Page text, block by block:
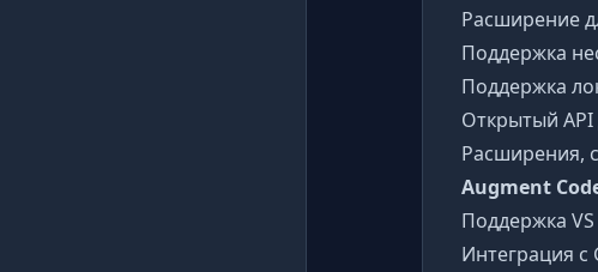
Расширение
Поддержка
Поддержка
Открытый API
Расширения,
Augment
Поддержка
Интеграция с